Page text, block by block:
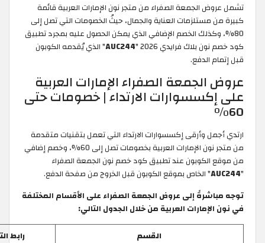
الجمعة الصفراء من متجر نون الإمارات العربية قائمة
العناية والجمال، حيثُ الخصومات التي تصل إلى
الخصم الإضافي الذي يمكن الحصول عليه بمجرد تطبيق
بلاك فرايدي 2026
"
AUC244 " الذي يُقدمه الكوبون
الصفراء الإمارات العربية
الارتداء | خصومات حتى
وأرقى إكسسوارات الارتداء التي تعمل بتقنيات متقدمة
من متجر نون الإمارات العربية بخصومات تصل إلى 60%، وخصم إضافي
عند تطبيق كود خصم نون الجمعة الصفراء
" الخاص بموقع الكوبون قبل الخروج من صفحة الدفع.
إلى عروض الجمعة الصفراء على الأقسام المختلفة
العربية من خلال الجدول التالي: